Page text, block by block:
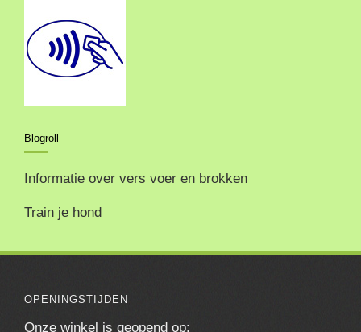
Blogroll
Informatie over vers voer en brokken
Train je hond
OPENINGSTIJDEN
Onze winkel is geopend op: